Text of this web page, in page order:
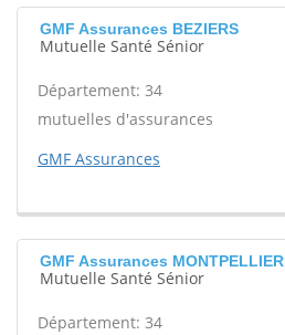
GMF Assurances BEZIERS
Mutuelle Santé Sénior
Département: 34
mutuelles d'assurances
GMF Assurances
GMF Assurances MONTPELLIER
Mutuelle Santé Sénior
Département: 34